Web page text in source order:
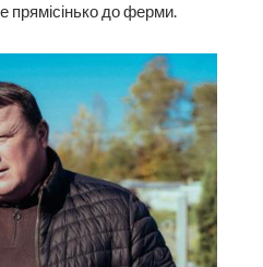
прямісінько до ферми.